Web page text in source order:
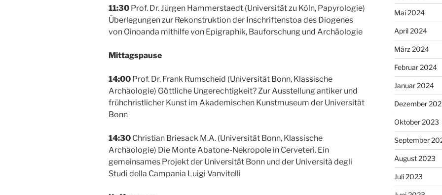
11:30 Prof. Dr. Jürgen Hammerstaedt (Universität zu Köln, Papyrologie)
Überlegungen zur Rekonstruktion der Inschriftenstoa des Diogenes
von Oinoanda mithilfe von Epigraphik, Bauforschung und Archäologie
Mittagspause
14:00 Prof. Dr. Frank Rumscheid (Universität Bonn, Klassische
Archäologie) Göttliche Ungerechtigkeit? Zur Ausstellung antiker und
frühchristlicher Kunst im Akademischen Kunstmuseum der Universität
Bonn
14:30 Christian Briesack M.A. (Universität Bonn, Klassische
Archäologie) Die Monte Abatone-Nekropole in Cerveteri. Ein
gemeinsames Projekt der Universität Bonn und der Università degli
Studi della Campania Luigi Vanvitelli
Mai 2024
April 2024
März 2024
Februar 2024
Januar 2024
Dezember
Oktober 2023
September
August 2023
Juli 2023